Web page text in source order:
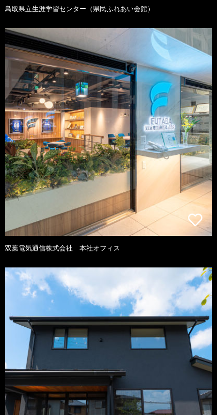
鳥取県立生涯学習センター（県民ふれあい会館）
双葉電気通信株式会社 本社オフィス